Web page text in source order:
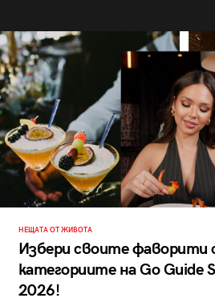
НЕЩАТА ОТ ЖИВОТА
Избери своите фаворити
категориите на Go Guide
2026!